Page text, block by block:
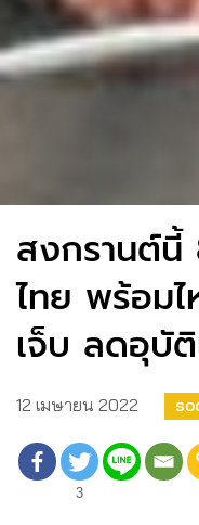
สงกรานต์
ไทย พร้อม
เจ็บ ลดอุบั
12 เมษายน 2022
3